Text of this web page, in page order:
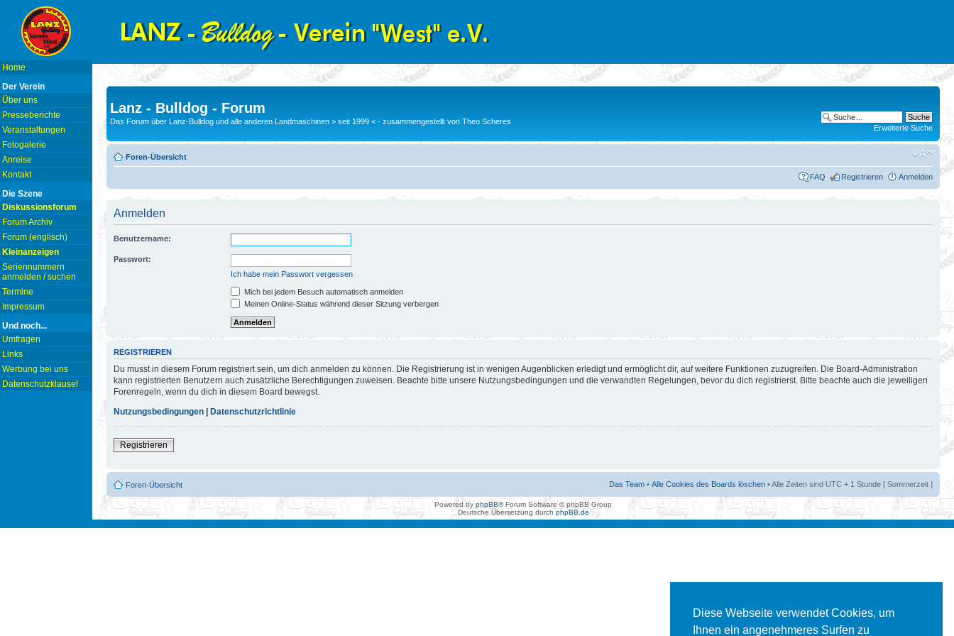
Diese Webseite verwendet Cookies, um
Ihnen ein angenehmeres Surfen zu
Home
Der Verein
Über uns
Presseberichte
Veranstaltungen
Fotogalerie
Anreise
Kontakt
Die Szene
Diskussionsforum
Forum Archiv
Forum (englisch)
Kleinanzeigen
Seriennummern
anmelden / suchen
Termine
Impressum
Und noch...
Umfragen
Links
Werbung bei uns
Datenschutzklausel
Lanz - Bulldog - Forum
Das Forum über Lanz-Bulldog und alle anderen Landmaschinen > seit 1999 < - zusammengestellt von Theo Scheres
Erweiterte Suche
Foren-Übersicht
FAQ Registrieren Anmelden
Anmelden
Benutzername:
Passwort:
Ich habe mein Passwort vergessen
Mich bei jedem Besuch automatisch anmelden
Meinen Online-Status während dieser Sitzung verbergen
REGISTRIEREN
Du musst in diesem Forum registriert sein, um dich anmelden zu können. Die Registrierung ist in wenigen Augenblicken erledigt und ermöglicht dir, auf weitere Funktionen zuzugreifen. Die Board-Administration
kann registrierten Benutzern auch zusätzliche Berechtigungen zuweisen. Beachte bitte unsere Nutzungsbedingungen und die verwandten Regelungen, bevor du dich registrierst. Bitte beachte auch die jeweiligen
Forenregeln, wenn du dich in diesem Board bewegst.
Nutzungsbedingungen | Datenschutzrichtlinie
Registrieren
Foren-Übersicht Das Team • Alle Cookies des Boards löschen • Alle Zeiten sind UTC + 1 Stunde [ Sommerzeit ]
Powered by phpBB® Forum Software © phpBB Group
Deutsche Übersetzung durch phpBB.de